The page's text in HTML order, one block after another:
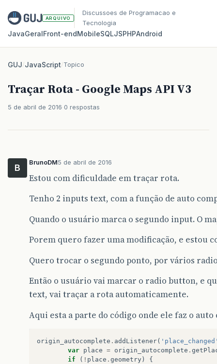
ARQUIVO
Discussoes de Programacao e
Tecnologia
JavaGeralFront‑endMobileSQLJSPHPAndroid
GUJ/JavaScript/Topico
Traçar Rota - Google Maps API V3
5 de abril de 2016 0 respostas
B
BrunoDM5 de abril de 2016
Estou com dificuldade em traçar rota.
Tenho 2 inputs text, com a função de auto
Quando o usuário marca o segundo input. O
Porem quero fazer uma modificação, e estou
Quero trocar o segundo ponto, por vários
Então o usuário vai marcar o radio button, e
text, vai traçar a rota automaticamente.
Aqui esta a parte do código onde ele faz o
origin_autocomplete . addListener(
var place = origin_autocomplete .
if
( ! place . geometry )
{